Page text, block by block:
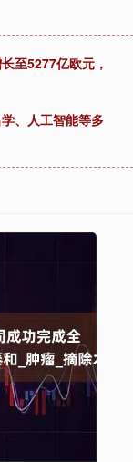
至5277亿欧元，
、人工智能等多